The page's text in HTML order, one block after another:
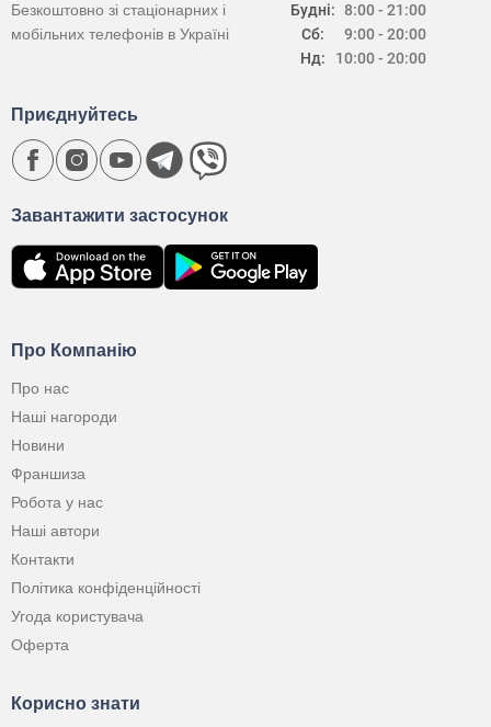
Будні:
Сб:
Нд:
8:00 - 21:00
9:00 - 20:00
10:00 - 20:00
Безкоштовно зі стаціонарних і
мобільних телефонів в Україні
Про Компанію
Про нас
Наші нагороди
Новини
Франшиза
Робота у нас
Наші автори
Контакти
Політика конфіденційності
Угода користувача
Оферта
Корисно знати
Завантажити застосунок
Приєднуйтесь